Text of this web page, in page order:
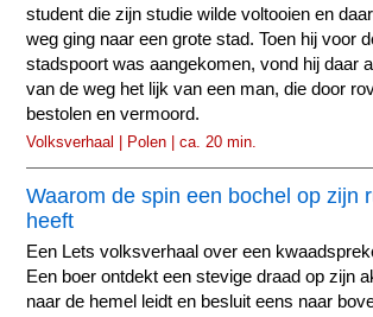
student die zijn studie wilde voltooien en
weg ging naar een grote stad. Toen hij voor
stadspoort was aangekomen, vond hij daar
van de weg het lijk van een man, die door
bestolen en vermoord.
Volksverhaal | Polen | ca. 20 min.
Waarom de spin een bochel op zijn
heeft
Een Lets volksverhaal over een
Een boer ontdekt een stevige draad op zijn
naar de hemel leidt en besluit eens naar